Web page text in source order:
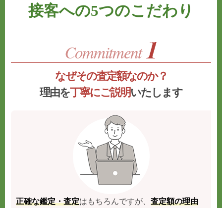
接客への5つのこだわり
なぜその査定額なのか？
理由を丁寧にご説明いたします
正確な鑑定・査定はもちろんですが、査定額の理由